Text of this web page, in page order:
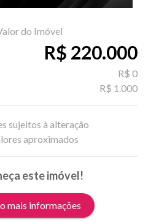
do Imóvel
R$ 220.000
R$ 0
R$ 1.000
sujeitos à alteração
aproximados
este imóvel!
mais informações